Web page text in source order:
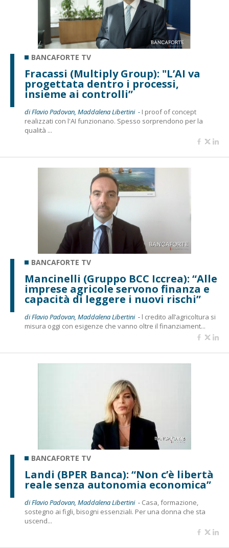
BANCAFORTE TV
Fracassi (Multiply Group): "L’AI va
progettata dentro i processi,
insieme ai controlli”
di Flavio Padovan, Maddalena Libertini - I proof of concept
realizzati con l'AI funzionano. Spesso sorprendono per la
qualità ...
BANCAFORTE TV
Mancinelli (Gruppo BCC Iccrea): “Alle
imprese agricole servono finanza e
capacità di leggere i nuovi rischi”
di Flavio Padovan, Maddalena Libertini - l credito all’agricoltura si
misura oggi con esigenze che vanno oltre il finanziament...
BANCAFORTE TV
Landi (BPER Banca): “Non c’è libertà
reale senza autonomia economica”
di Flavio Padovan, Maddalena Libertini - Casa, formazione,
sostegno ai figli, bisogni essenziali. Per una donna che sta
uscend...